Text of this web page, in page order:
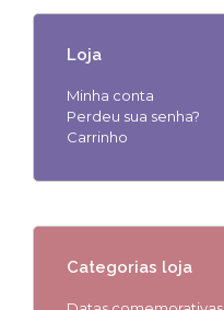
Loja
Minha conta
Perdeu sua senha?
Carrinho
Categorias loja